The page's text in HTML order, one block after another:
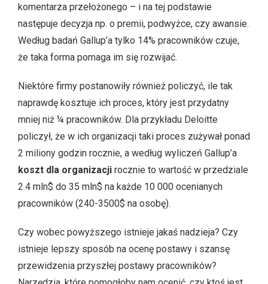
komentarza przełożonego – i na tej podstawie
następuje decyzja np. o premii, podwyżce, czy awansie.
Według badań Gallup’a tylko 14% pracowników czuje,
że taka forma pomaga im się rozwijać.
Niektóre firmy postanowiły również policzyć, ile tak
naprawdę kosztuje ich proces, który jest przydatny
mniej niż ¼ pracowników. Dla przykładu Deloitte
policzył, że w ich organizacji taki proces zużywał ponad
2 miliony godzin rocznie, a według wyliczeń Gallup’a
koszt dla organizacji rocznie to wartość w przedziale
2.4 mln$ do 35 mln$ na każde 10 000 ocenianych
pracowników (240-3500$ na osobę).
Czy wobec powyższego istnieje jakaś nadzieja? Czy
istnieje lepszy sposób na ocenę postawy i szansę
przewidzenia przyszłej postawy pracowników?